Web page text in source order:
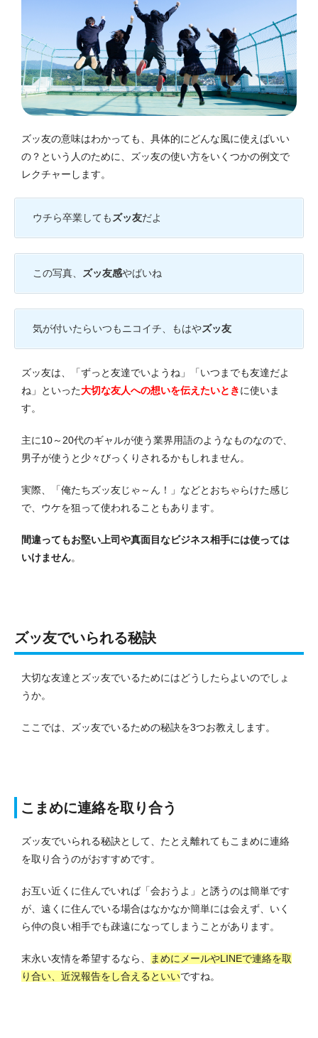
ズッ友の意味はわかっても、具体的にどんな風に使えばいい
の？という人のために、ズッ友の使い方をいくつかの例文で
レクチャーします。
ウチら卒業しても ズッ友だよ
この写真、 ズッ友感やばいね
気が付いたらいつもニコイチ、もはやズッ友
ズッ友は、「ずっと友達でいようね」「いつまでも友達だよ
ね」といった大切な友人への想いを伝えたいときに使いま
す。
主に10～20代のギャルが使う業界用語のようなものなので、
男子が使うと少々びっくりされるかもしれません。
実際、「俺たちズッ友じゃ～ん！」などとおちゃらけた感じ
で、ウケを狙って使われることもあります。
間違ってもお堅い上司や真面目なビジネス相手には使っては
いけません。
ズッ友でいられる秘訣
大切な友達とズッ友でいるためにはどうしたらよいのでしょ
うか。
ここでは、ズッ友でいるための秘訣を3つお教えします。
こまめに連絡を取り合う
ズッ友でいられる秘訣として、たとえ離れてもこまめに連絡
を取り合うのがおすすめです。
お互い近くに住んでいれば「会おうよ」と誘うのは簡単です
が、遠くに住んでいる場合はなかなか簡単には会えず、 いく
ら仲の良い相手でも疎遠になってしまうことがあります。
末永い友情を希望するなら、
まめにメールやLINEで連絡を取
り合い、近況報告をし合えるといいですね。